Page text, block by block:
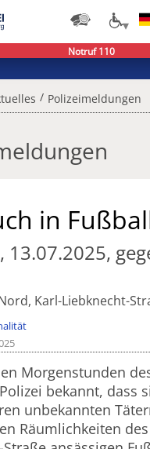
/ Polizeimeldungen
in
13.07.2025,
Karl-Liebknecht-
Morgenstunden
bekannt, dass
unbekannten
Räumlichkeiten
Notruf 110